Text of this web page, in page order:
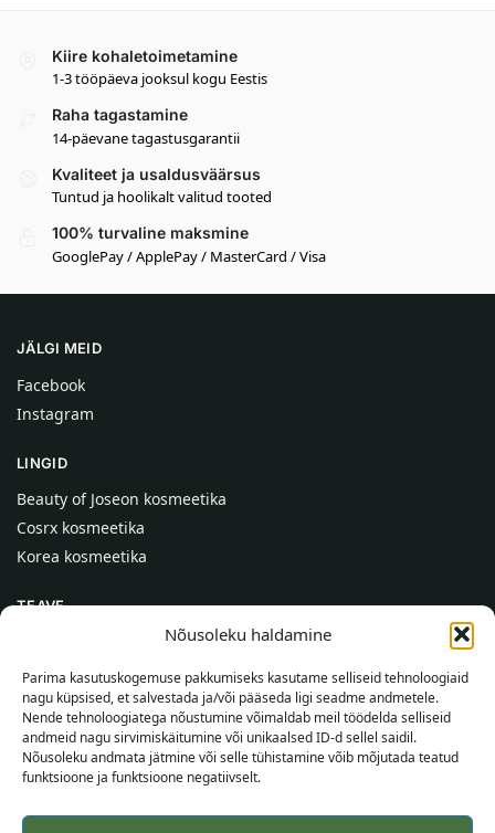
Nõusoleku haldamine
Parima kasutuskogemuse pakkumiseks kasutame selliseid tehnoloogiaid
nagu küpsised, et salvestada ja/või pääseda ligi seadme andmetele.
Nende tehnoloogiatega nõustumine võimaldab meil töödelda selliseid
andmeid nagu sirvimiskäitumine või unikaalsed ID-d sellel saidil.
Nõusoleku andmata jätmine või selle tühistamine võib mõjutada teatud
funktsioone ja funktsioone negatiivselt.
Kiire kohaletoimetamine
1-3 tööpäeva jooksul kogu Eestis
Raha tagastamine
14-päevane tagastusgarantii
Kvaliteet ja usaldusväärsus
Tuntud ja hoolikalt valitud tooted
100% turvaline maksmine
GooglePay / ApplePay / MasterCard / Visa
JÄLGI MEID
Facebook
Instagram
LINGID
Beauty of Joseon kosmeetika
Cosrx kosmeetika
Korea kosmeetika
TEAVE
Kontaktid
Abi
TEAVE OSTJALE
Tarnetingimused
Tingimused